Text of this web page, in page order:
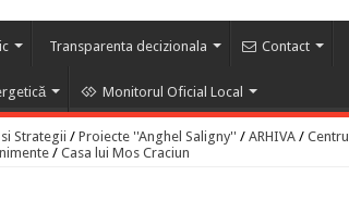
Transparenta decizionala Contact
Monitorul Oficial Local
Strategii / Proiecte ''Anghel Saligny'' / ARHIVA / Centrul
/ Casa lui Mos Craciun